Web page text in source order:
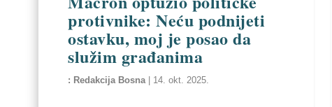
protivnike: Neću podnijeti
ostavku, moj je posao da
služim građanima
Redakcija Bosna | 14. okt. 2025.